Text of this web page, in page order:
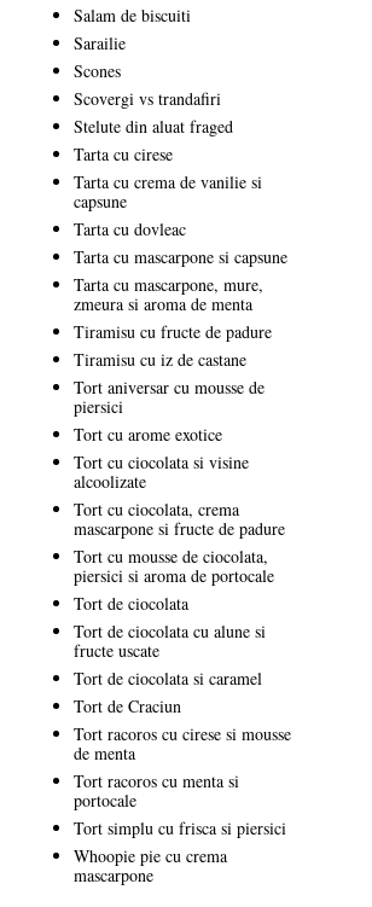
Salam de biscuiti
Sarailie
Scones
Scovergi vs trandafiri
Stelute din aluat fraged
Tarta cu cirese
Tarta cu crema de vanilie si
capsune
Tarta cu dovleac
Tarta cu mascarpone si capsune
Tarta cu mascarpone, mure,
zmeura si aroma de menta
Tiramisu cu fructe de padure
Tiramisu cu iz de castane
Tort aniversar cu mousse de
piersici
Tort cu arome exotice
Tort cu ciocolata si visine
alcoolizate
Tort cu ciocolata, crema
mascarpone si fructe de padure
Tort cu mousse de ciocolata,
piersici si aroma de portocale
Tort de ciocolata
Tort de ciocolata cu alune si
fructe uscate
Tort de ciocolata si caramel
Tort de Craciun
Tort racoros cu cirese si mousse
de menta
Tort racoros cu menta si
portocale
Tort simplu cu frisca si piersici
Whoopie pie cu crema
mascarpone